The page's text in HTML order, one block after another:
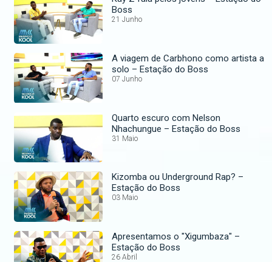
Boss
21 Junho
A viagem de Carbhono como artista a
solo – Estação do Boss
07 Junho
Quarto escuro com Nelson
Nhachungue – Estação do Boss
31 Maio
Kizomba ou Underground Rap? –
Estação do Boss
03 Maio
Apresentamos o "Xigumbaza" –
Estação do Boss
26 Abril